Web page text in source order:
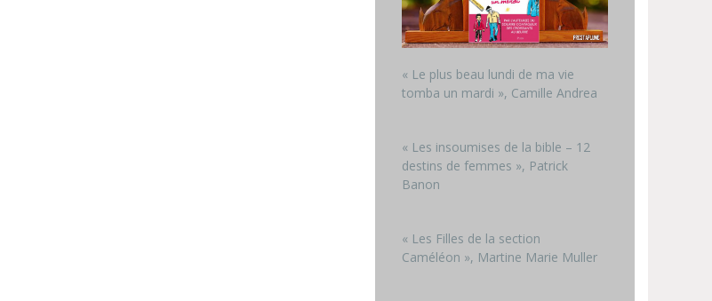
« Le plus beau lundi de ma vie
tomba un mardi », Camille Andrea
« Les insoumises de la bible – 12
destins de femmes », Patrick
Banon
« Les Filles de la section
Caméléon », Martine Marie Muller